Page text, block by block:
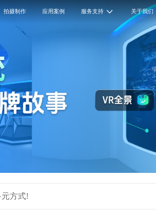
拍摄制作 应用案例 服务支持 关于我们
方式!